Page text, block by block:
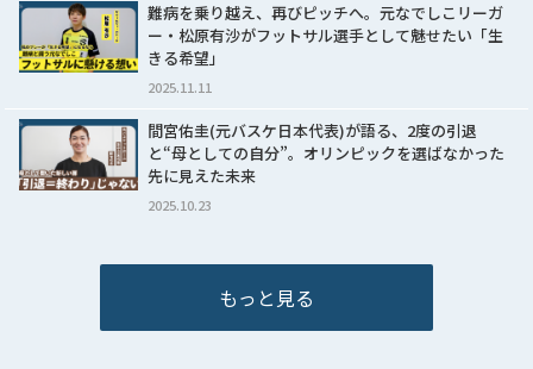
難病を乗り越え、再びピッチへ。元なでしこリーガ
ー・松原有沙がフットサル選手として魅せたい「生
きる希望」
2025.11.11
間宮佑圭(元バスケ日本代表)が語る、2度の引退
と“母としての自分”。オリンピックを選ばなかった
先に見えた未来
2025.10.23
もっと見る